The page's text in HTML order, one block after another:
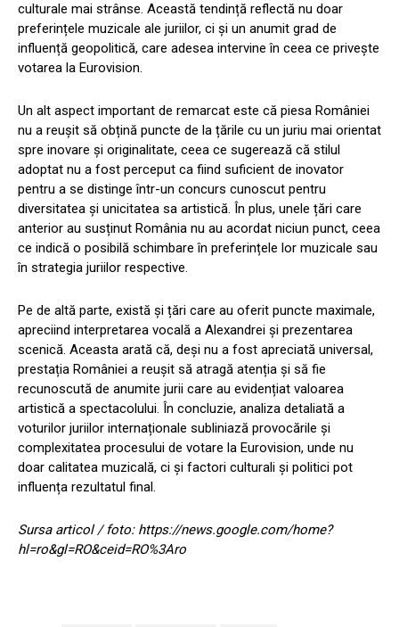
culturale mai strânse. Această tendință reflectă nu doar
preferințele muzicale ale juriilor, ci și un anumit grad de
influență geopolitică, care adesea intervine în ceea ce privește
votarea la Eurovision.
Un alt aspect important de remarcat este că piesa României
nu a reușit să obțină puncte de la țările cu un juriu mai orientat
spre inovare și originalitate, ceea ce sugerează că stilul
adoptat nu a fost perceput ca fiind suficient de inovator
pentru a se distinge într-un concurs cunoscut pentru
diversitatea și unicitatea sa artistică. În plus, unele țări care
anterior au susținut România nu au acordat niciun punct, ceea
ce indică o posibilă schimbare în preferințele lor muzicale sau
în strategia juriilor respective.
Pe de altă parte, există și țări care au oferit puncte maximale,
apreciind interpretarea vocală a Alexandrei și prezentarea
scenică. Aceasta arată că, deși nu a fost apreciată universal,
prestația României a reușit să atragă atenția și să fie
recunoscută de anumite jurii care au evidențiat valoarea
artistică a spectacolului. În concluzie, analiza detaliată a
voturilor juriilor internaționale subliniază provocările și
complexitatea procesului de votare la Eurovision, unde nu
doar calitatea muzicală, ci și factori culturali și politici pot
influența rezultatul final.
Sursa articol / foto: https://news.google.com/home?
hl=ro&gl=RO&ceid=RO%3Aro